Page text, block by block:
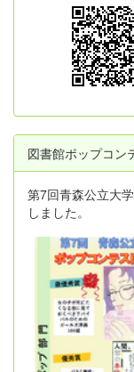
図書館ポップコン
第7回青森公立大
しました。